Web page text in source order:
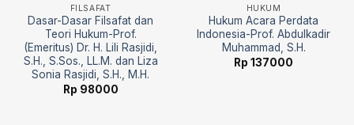
FILSAFAT
Dasar-Dasar Filsafat dan
Teori Hukum-Prof.
(Emeritus) Dr. H. Lili Rasjidi,
S.H., S.Sos., LL.M. dan Liza
Sonia Rasjidi, S.H., M.H.
Rp 98000
HUKUM
Hukum Acara Perdata
Indonesia-Prof. Abdulkadir
Muhammad, S.H.
Rp 137000